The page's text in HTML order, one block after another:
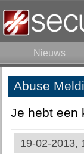
Nieuws
Abuse
Je hebt een
19-02-2013,